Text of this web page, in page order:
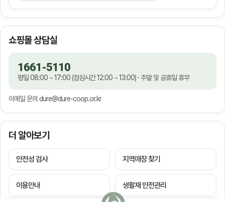
쇼핑몰 상담실
1661-5110
평일 08:00 ~ 17:00 (점심시간 12:00 ~ 13:00) · 주말 및 공휴일 휴무
이메일 문의 dure@dure-coop.or.kr
더 알아보기
안전성 검사 지역매장 찾기
이용안내 생활재 안전관리